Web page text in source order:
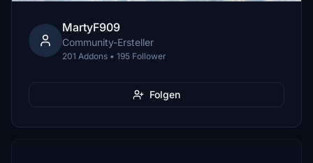
MartyF909
Community-Ersteller
201 Addons • 195 Follower
Folgen